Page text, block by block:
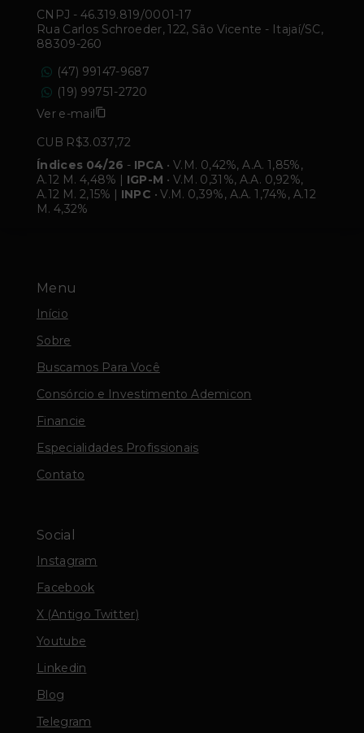
Menu
Início
Sobre
Buscamos Para Você
Consórcio e Investimento Ademicon
Financie
Especialidades Profissionais
Contato
Social
Instagram
Facebook
X (Antigo Twitter)
Youtube
Linkedin
Blog
Telegram
CNPJ - 46.319.819/0001-17
Rua Carlos Schroeder, 122, São Vicente - Itajaí/SC,
88309-260
(47) 99147-9687
(19) 99751-2720
Ver e-mail
CUB R$3.037,72
Índices 04/26 - IPCA • V.M. 0,42%, A.A. 1,85%,
A.12 M. 4,48% | IGP-M • V.M. 0,31%, A.A. 0,92%,
A.12 M. 2,15% | INPC • V.M. 0,39%, A.A. 1,74%, A.12
M. 4,32%